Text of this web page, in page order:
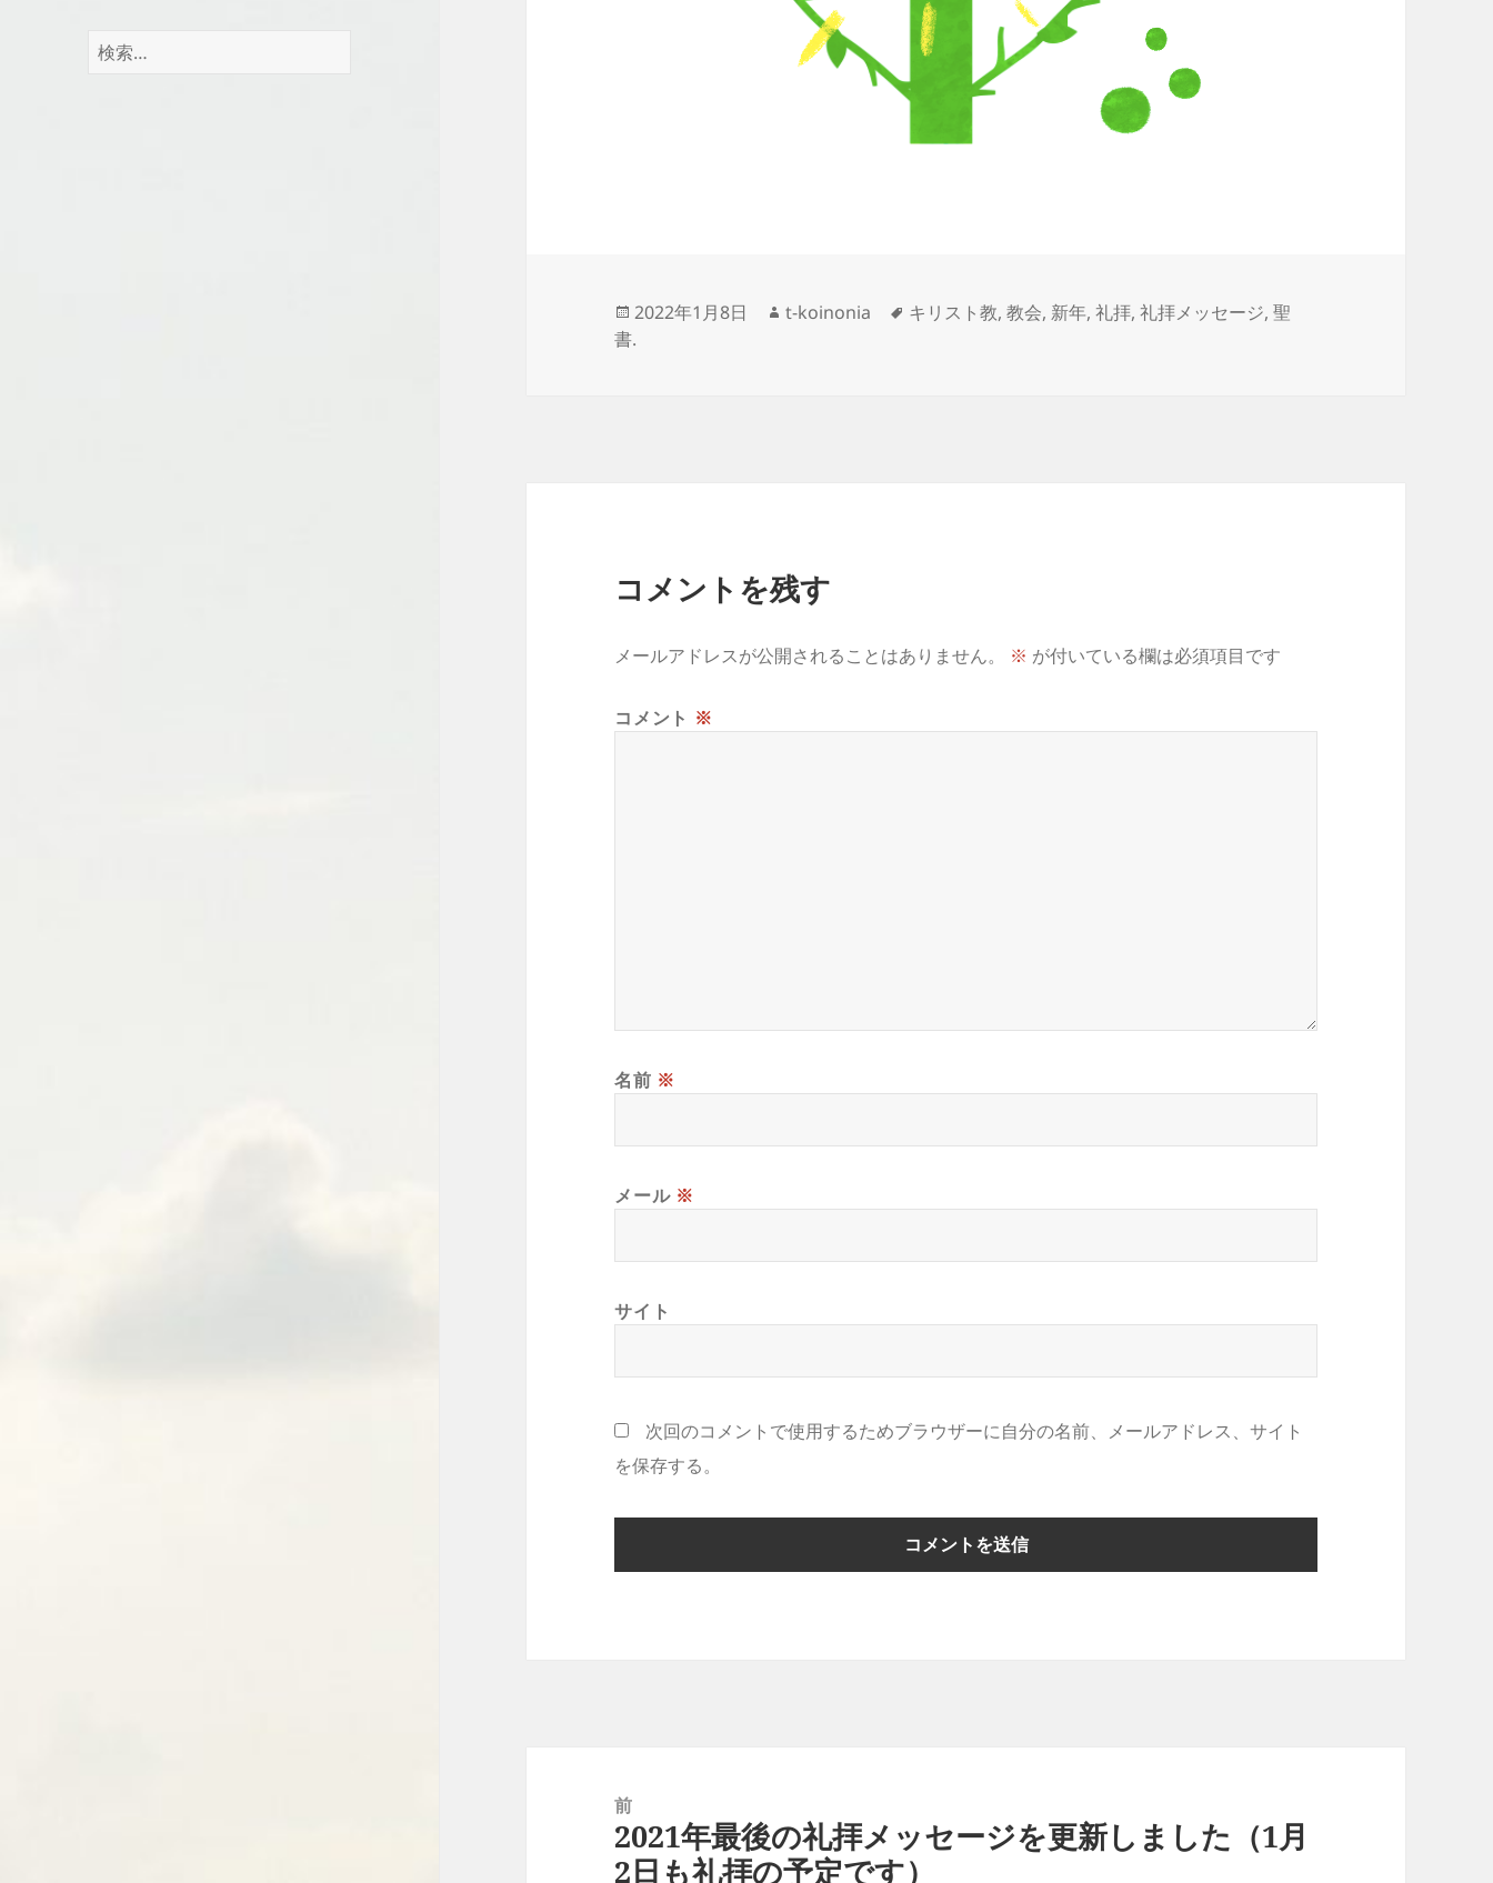
検
索:
投
稿
2022年1月8日
作
t-koinonia
タ
キリスト教,教会, 新年,礼拝,礼拝メッセージ,聖
書.
コメントを残す
メールアドレスが公開されることはありません。 ※ が付いている欄は必須項目です
コメント ※
名前 ※
メール ※
サイト
次回のコメントで使用するためブラウザーに自分の名前、メールアドレス、サイト
を保存する。
前
前
の
2021年最後の礼拝メッセージを更新しました（1月
2日も礼拝の予定です）